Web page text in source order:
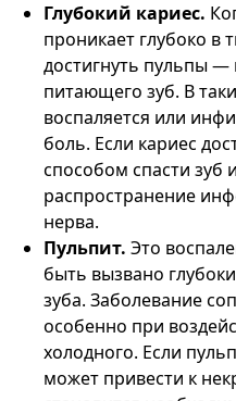
Глубокий кариес.
проникает глубоко в
достигнуть пульпы —
питающего зуб. В
воспаляется или
боль. Если кариес
способом спасти зуб
распространение
нерва​.
Пульпит. Это
быть вызвано
зуба. Заболевание
особенно при
холодного. Если
может привести к